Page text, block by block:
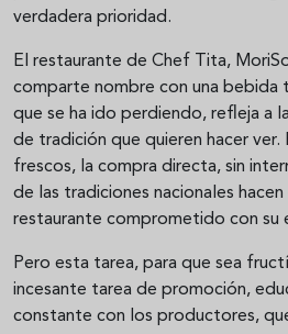
verdadera prioridad.
El restaurante de Chef Tita,
comparte nombre con una bebida
que se ha ido perdiendo, refleja a
de tradición que quieren hacer
frescos, la compra directa, sin
de las tradiciones nacionales
restaurante comprometido con su
Pero esta tarea, para que sea
incesante tarea de promoción,
constante con los productores,